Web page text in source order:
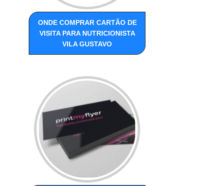
ONDE COMPRAR CARTÃO DE
VISITA PARA NUTRICIONISTA
VILA GUSTAVO